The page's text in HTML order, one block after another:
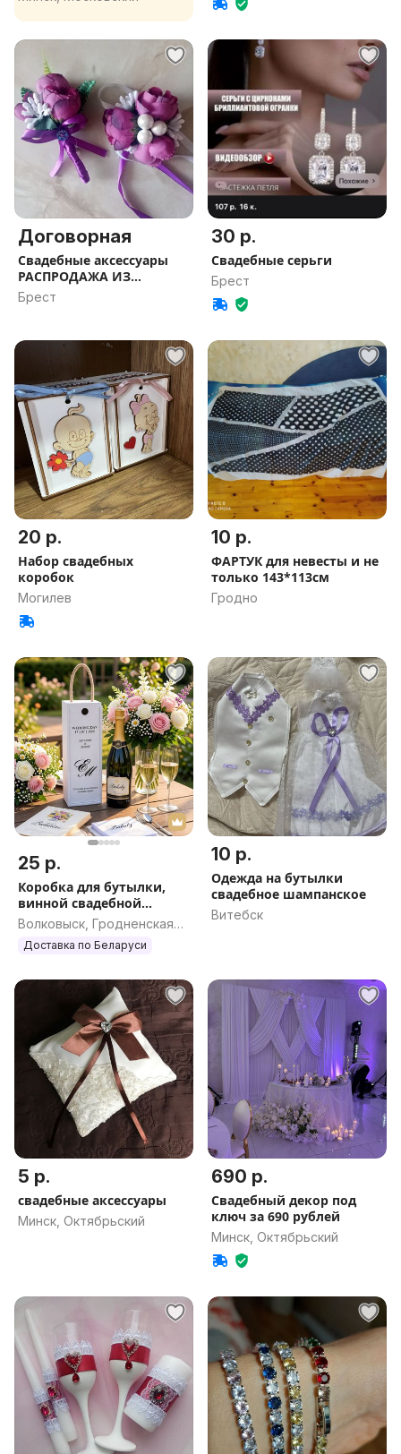
Договорная
Свадебные аксессуары
РАСПРОДАЖА ИЗ
НАЛИЧИЯ
Брест
30 р.
Свадебные серьги
Брест
20 р.
Набор свадебных
коробок
Могилев
10 р.
ФАРТУК для невесты и не
только 143*113см
Гродно
25 р.
Коробка для бутылки,
винной свадебной
церемонии, день
рождения, юбилей
Волковыск, Гродненская
обл.
Доставка по Беларуси
10 р.
Одежда на бутылки
свадебное шампанское
Витебск
5 р.
свадебные аксессуары
Минск, Октябрьский
690 р.
Свадебный декор под
ключ за 690 рублей
Минск, Октябрьский